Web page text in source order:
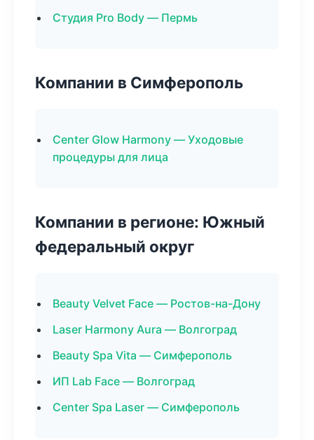
Студия Pro Body — Пермь
Компании в Симферополь
Center Glow Harmony — Уходовые
процедуры для лица
Компании в регионе: Южный
федеральный округ
Beauty Velvet Face — Ростов-на-Дону
Laser Harmony Aura — Волгоград
Beauty Spa Vita — Симферополь
ИП Lab Face — Волгоград
Center Spa Laser — Симферополь